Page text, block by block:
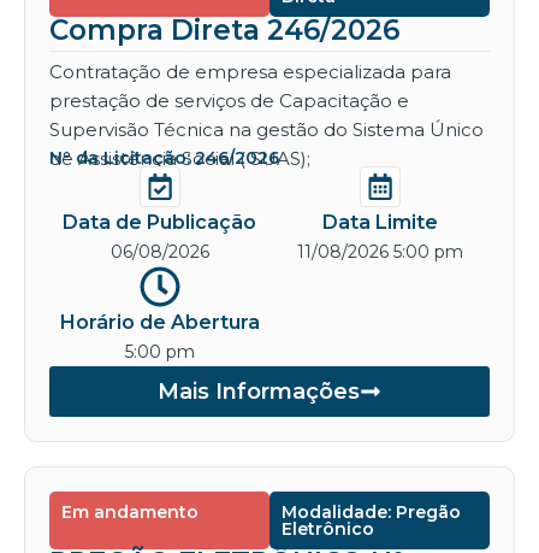
Compra Direta 246/2026
Contratação de empresa especializada para
prestação de serviços de Capacitação e
Supervisão Técnica na gestão do Sistema Único
de Assistência Social ( SUAS);
Nº da Licitação: 246/2026
Data de Publicação
06/08/2026
Data Limite
11/08/2026 5:00 pm
Horário de Abertura
5:00 pm
Mais Informações
Em andamento Modalidade: Pregão
Eletrônico